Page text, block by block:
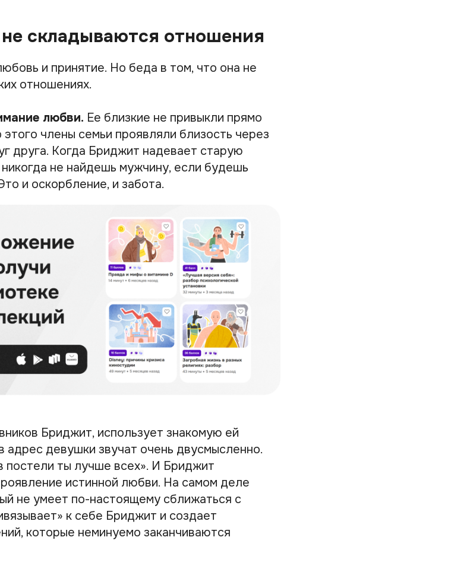
складываются отношения
и принятие. Но беда в том, что она не
отношениях.
любви. Ее близкие не привыкли прямо
члены семьи проявляли близость через
друга. Когда Бриджит надевает старую
не найдешь мужчину, если будешь
и оскорбление, и забота.
Бриджит, использует знакомую ей
адрес девушки звучат очень двусмысленно.
постели ты лучше всех». И Бриджит
истинной любви. На самом деле
не умеет по-настоящему сближаться с
к себе Бриджит и создает
которые неминуемо заканчиваются